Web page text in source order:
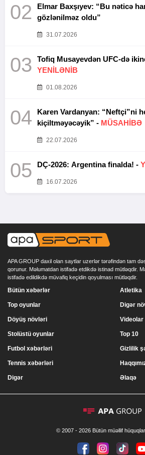
02
Elmar Baxşıyev: “Bu nəticə
gözlənilməz oldu”
31.07.2026
03
YENİLƏNİB
01.08.2026
04
Karen Vardanyan: “Neftçi”ni
kiçiltməyəcəyik” - MÜSAHİBƏ
22.07.2026
05 DÇ-2026: Argentina finalda! -
16.07.2026
APA GROUP daxil olan saytlar uzerlər tərəfindən tam
qorunur. Məlumatdan istifadə etdikdə istinad mütləqdir.
istifadə edildikdə müvafiq keçidin qoyulması mütləqdir.
Bütün xəbərlər
Top oyunlar
Döyüş növləri
Stolüstü oyunlar
Atletika
Digər
Videolar
Top 10
Futbol xəbərləri
Tennis xəbərləri
Digər
Gizlilik
Əlaqə
© 2007 - 2026 Bütün müəllif